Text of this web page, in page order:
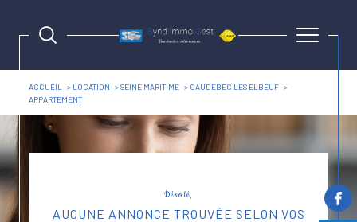
ACCUEIL LOCATION SEINE MARITIME
CAUDEBEC LES ELBEUF
APPARTEMENT
Désolé,
AUCUNE ANNONCE TROUVÉE SELON VOS